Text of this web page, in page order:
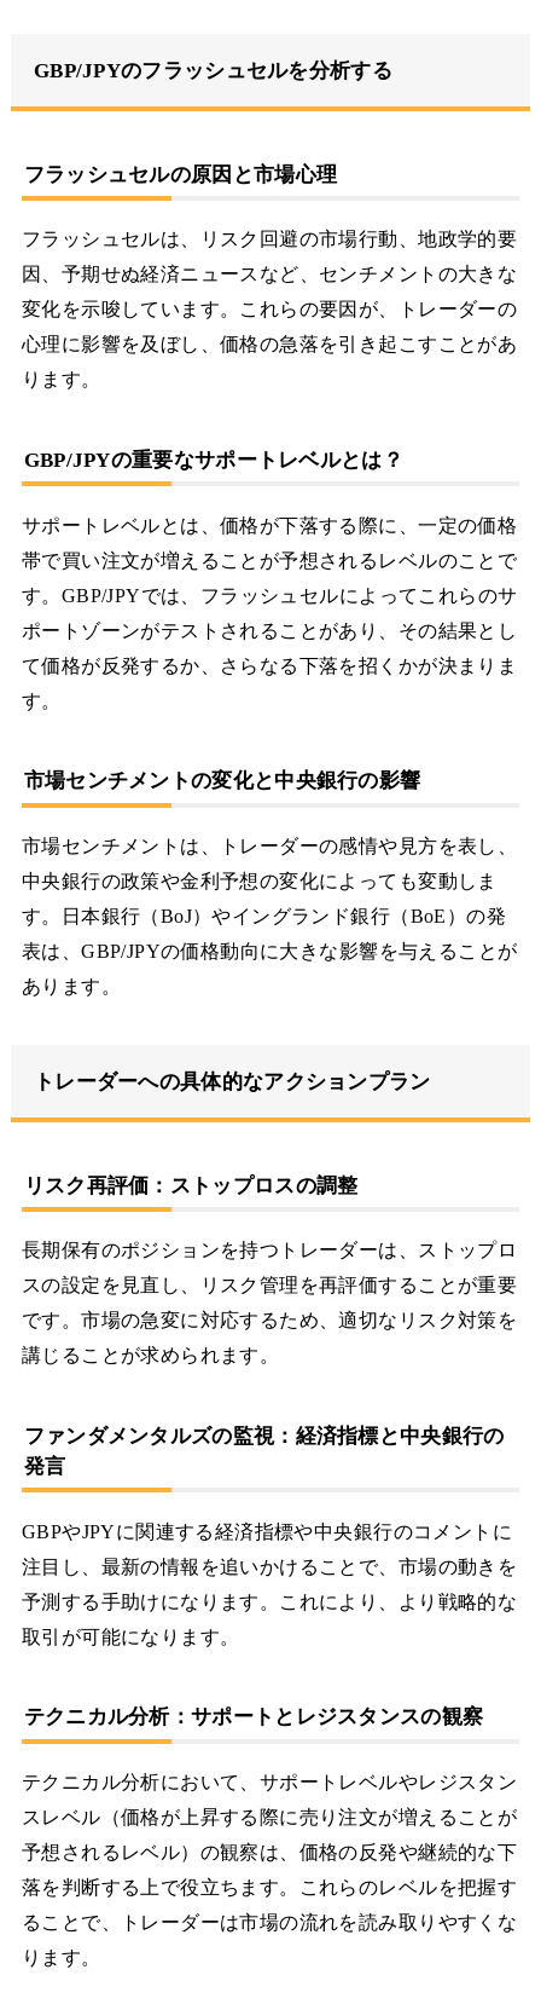
GBP/JPYのフラッシュセルを分析する
フラッシュセルの原因と市場心理
フラッシュセルは、リスク回避の市場行動、地政学的要
因、予期せぬ経済ニュースなど、センチメントの大きな
変化を示唆しています。これらの要因が、トレーダーの
心理に影響を及ぼし、価格の急落を引き起こすことがあ
ります。
GBP/JPYの重要なサポートレベルとは？
サポートレベルとは、価格が下落する際に、一定の価格
帯で買い注文が増えることが予想されるレベルのことで
す。GBP/JPYでは、フラッシュセルによってこれらのサ
ポートゾーンがテストされることがあり、その結果とし
て価格が反発するか、さらなる下落を招くかが決まりま
す。
市場センチメントの変化と中央銀行の影響
市場センチメントは、トレーダーの感情や見方を表し、
中央銀行の政策や金利予想の変化によっても変動しま
す。日本銀行（BoJ）やイングランド銀行（BoE）の発
表は、GBP/JPYの価格動向に大きな影響を与えることが
あります。
トレーダーへの具体的なアクションプラン
リスク再評価：ストップロスの調整
長期保有のポジションを持つトレーダーは、ストップロ
スの設定を見直し、リスク管理を再評価することが重要
です。市場の急変に対応するため、適切なリスク対策を
講じることが求められます。
ファンダメンタルズの監視：経済指標と中央銀行の
発言
GBPやJPYに関連する経済指標や中央銀行のコメントに
注目し、最新の情報を追いかけることで、市場の動きを
予測する手助けになります。これにより、より戦略的な
取引が可能になります。
テクニカル分析：サポートとレジスタンスの観察
テクニカル分析において、サポートレベルやレジスタン
スレベル（価格が上昇する際に売り注文が増えることが
予想されるレベル）の観察は、価格の反発や継続的な下
落を判断する上で役立ちます。これらのレベルを把握す
ることで、トレーダーは市場の流れを読み取りやすくな
ります。